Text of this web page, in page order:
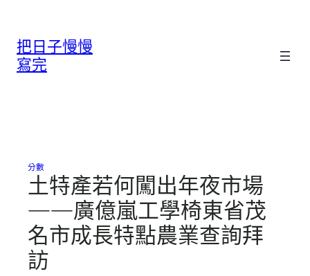
把日子慢慢
寫完
分數
土特產若何闖出年夜市場
——廣億嵐工學椅東省茂
名市成長特點農業查詢拜
訪